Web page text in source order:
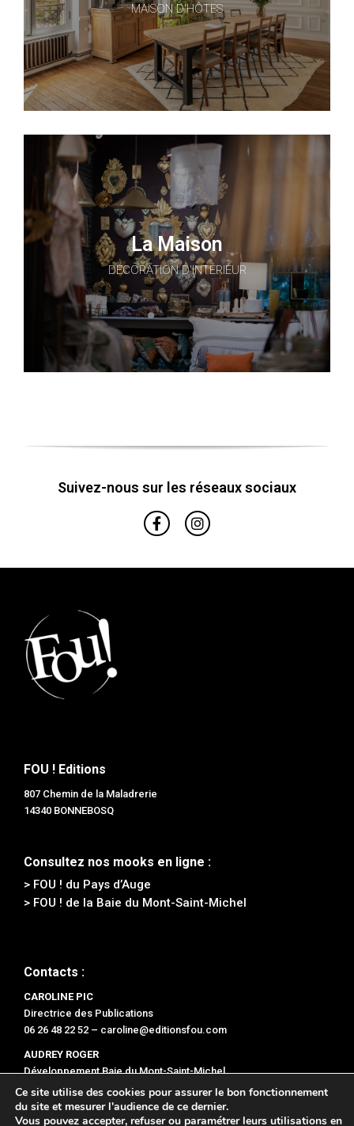
MAISON D'HÔTES
La Maison
DÉCORATION D'INTÉRIEUR
Suivez-nous sur les réseaux sociaux
FOU ! Editions
807 Chemin de la Maladrerie
14340 BONNEBOSQ
Consultez nos mooks en ligne :
> FOU ! du Pays d’Auge
> FOU ! de la Baie du Mont-Saint-Michel
Contacts :
CAROLINE PIC
Directrice des Publications
06 26 48 22 52 – caroline@editionsfou.com
AUDREY ROGER
Développement Baie du Mont-Saint-Michel
06 47 47 78 96 –audrey@editionsfou.com
Ce site utilise des cookies pour assurer le bon fonctionnement
du site et mesurer l'audience de ce dernier.
Vous pouvez accepter, refuser ou paramétrer leurs utilisations en